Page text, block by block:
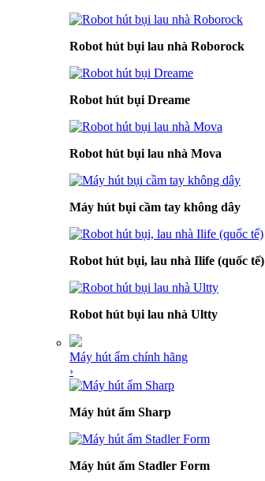
Robot hút bụi lau nhà Roborock
Robot hút bụi Dreame
Robot hút bụi lau nhà Mova
Máy hút bụi cầm tay không dây
Robot hút bụi, lau nhà Ilife (quốc tế)
Robot hút bụi lau nhà Ultty
Máy hút ẩm chính hãng
›
Máy hút ẩm Sharp
Máy hút ẩm Stadler Form